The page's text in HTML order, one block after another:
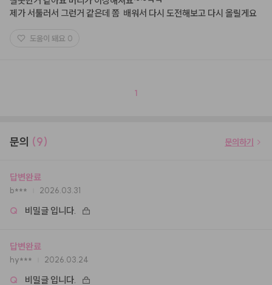
제가 서툴러서 그런거 같은데 쫌  배워서 다시 도전해보고 다시 올릴게요
도움이 돼요 0
1
문의 (9) 문의하기
답변완료
b*** 2026.03.31
Q 비밀글 입니다.
답변완료
hy*** 2026.03.24
Q 비밀글 입니다.